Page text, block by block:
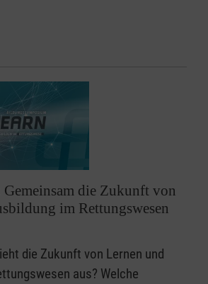
die Zukunft von
im Rettungswesen
die Zukunft von Lernen und
aus? Welche